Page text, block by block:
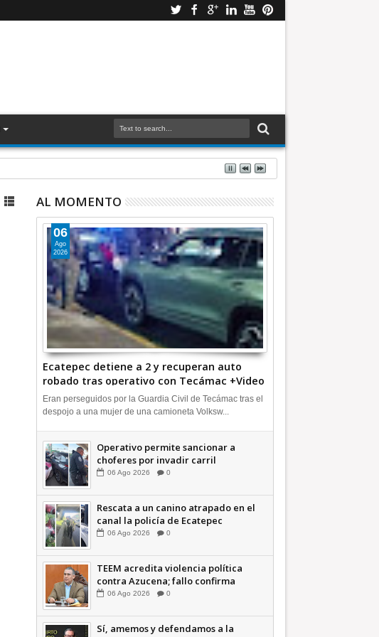
AL MOMENTO
Ecatepec detiene a 2 y recuperan auto
robado tras operativo con Tecámac +Video
| INFORMATIVA
06
Ago
2026
Eran perseguidos por la Guardia Civil de Tecámac tras el
despojo a una mujer de una camioneta Volksw...
Operativo permite sancionar a
choferes por invadir carril
confinado: Ecatepec +Video |
06 Ago 2026 0
Rescata a un canino atrapado en el
canal la policía de Ecatepec
INFORMATIVA
06 Ago 2026 0
TEEM acredita violencia política
contra Azucena; fallo confirma
guerra sucia: Octavio Martínez
06 Ago 2026 0
Sí, amemos y defendamos a la